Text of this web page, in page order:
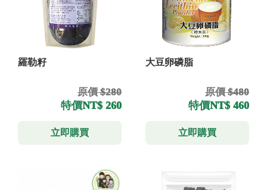
羅勒籽
原價 $280
特價NT$ 260
立即購買
大豆卵磷脂
原價 $480
特價NT$ 460
立即購買